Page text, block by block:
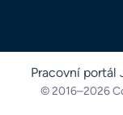
Pracovní portál
© 2016–2026